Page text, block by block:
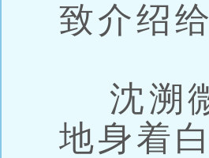
致介绍
沈溯
地身着